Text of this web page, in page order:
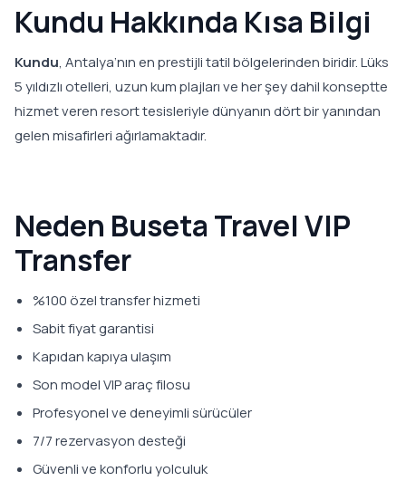
Kundu Hakkında Kısa Bilgi
Kundu, Antalya’nın en prestijli tatil bölgelerinden biridir. Lüks
5 yıldızlı otelleri, uzun kum plajları ve her şey dahil konseptte
hizmet veren resort tesisleriyle dünyanın dört bir yanından
gelen misafirleri ağırlamaktadır.
Neden Buseta Travel VIP
Transfer
%100 özel transfer hizmeti
Sabit fiyat garantisi
Kapıdan kapıya ulaşım
Son model VIP araç filosu
Profesyonel ve deneyimli sürücüler
7/7 rezervasyon desteği
Güvenli ve konforlu yolculuk